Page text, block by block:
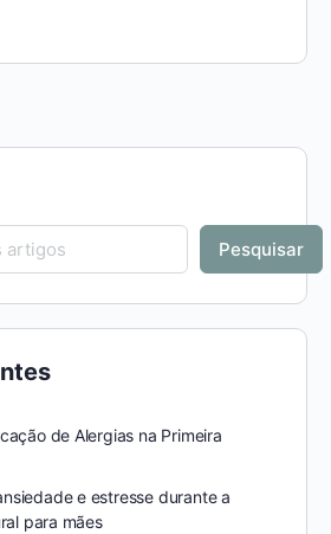
Pesquisar
de Alergias na Primeira
e estresse durante a
para mães